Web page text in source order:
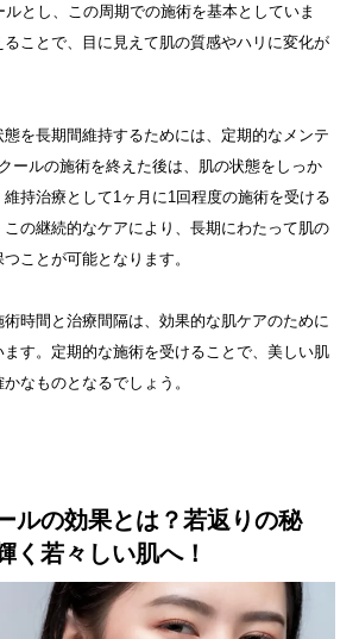
とし、この周期での施術を基本としていま
ことで、目に見えて肌の質感やハリに変化が
を長期間維持するためには、定期的なメンテ
ールの施術を終えた後は、肌の状態をしっか
持治療として1ヶ月に1回程度の施術を受ける
この継続的なケアにより、長期にわたって肌の
ことが可能となります。
時間と治療間隔は、効果的な肌ケアのために
す。定期的な施術を受けることで、美しい肌
なものとなるでしょう。
ルの効果とは？若返りの秘
く若々しい肌へ！